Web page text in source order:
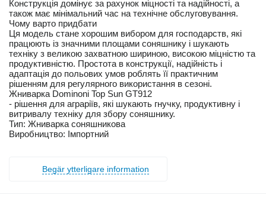
Конструкція домінує за рахунок міцності та надійності, а
також має мінімальний час на технічне обслуговування.
Чому варто придбати
Ця модель стане хорошим вибором для господарств, які
працюють із значними площами соняшнику і шукають
техніку з великою захватною шириною, високою міцністю та
продуктивністю. Простота в конструкції, надійність і
адаптація до польових умов роблять її практичним
рішенням для регулярного використання в сезоні.
Жниварка Dominoni Top Sun GT912
- рішення для аграріїв, які шукають гнучку, продуктивну і
витривалу техніку для збору соняшнику.
Тип: Жниварка соняшникова
Виробництво: Імпортний
Begär ytterligare information